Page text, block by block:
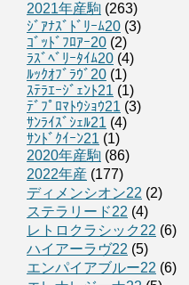
2021年産駒 (263)
ｼﾞｱﾅｽﾞﾄﾞﾘｰﾑ20 (3)
ｺﾞｯﾄﾞﾌﾛｱｰ20 (2)
ﾗｽﾞﾍﾞﾘｰﾀｲﾑ20 (4)
ﾙｯｸｵﾌﾞﾗｳﾞ20 (1)
ｽﾃﾗｴｰｼﾞｪﾝﾄ21 (1)
ﾃﾞﾌﾟﾛﾏﾄｳｼｮｳ21 (3)
ｻﾝﾗｲｽﾞｼｪﾙ21 (4)
ｻﾝﾄﾞｸｲｰﾝ21 (1)
2020年産駒 (86)
2022年産 (177)
ディメンシオン22 (2)
ステラリード22 (4)
レトロクラシック22 (6)
ハイアーラヴ22 (5)
エンパイアブルー22 (6)